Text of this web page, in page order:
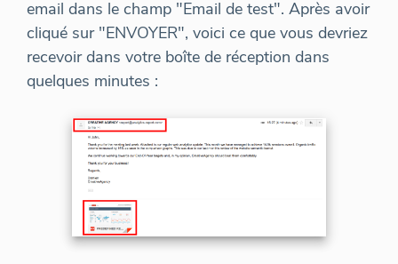
email dans le champ "Email de test". Après avoir
cliqué sur "ENVOYER", voici ce que vous devriez
recevoir dans votre boîte de réception dans
quelques minutes :